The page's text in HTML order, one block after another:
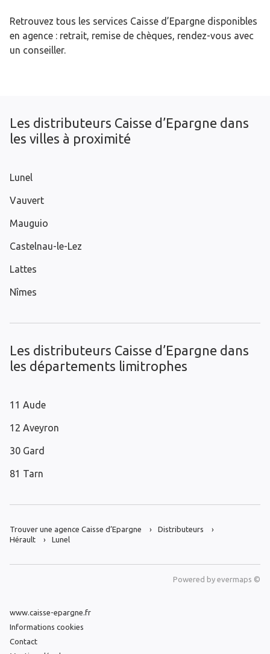
Retrouvez tous les services Caisse d’Epargne disponibles
en agence : retrait, remise de chèques, rendez-vous avec
un conseiller.
Les distributeurs Caisse d’Epargne dans
les villes à proximité
Lunel
Vauvert
Mauguio
Castelnau-le-Lez
Lattes
Nîmes
Les distributeurs Caisse d’Epargne dans
les départements limitrophes
11 Aude
12 Aveyron
30 Gard
81 Tarn
Trouver une agence Caisse d’Epargne
Distributeurs
Hérault
Lunel
Powered by evermaps ©
www.caisse-epargne.fr
Informations cookies
Contact